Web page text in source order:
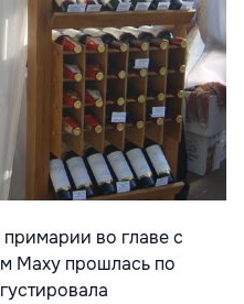
во главе с
Маху прошлась по